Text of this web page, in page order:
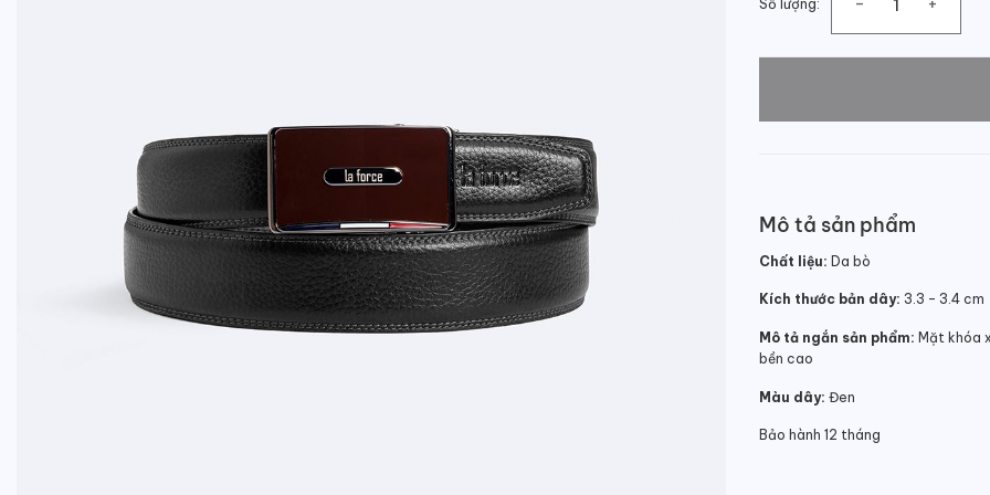
Số lượng:
Thắt lưng công sở da bò
Mô tả sản phẩm
Chất liệu: Da bò
Kích thước bản dây: 3.3 – 3.4 cm
Mô tả ngắn sản phẩm: Mặt khóa
bền cao
Màu dây: Đen
Bảo hành 12 tháng